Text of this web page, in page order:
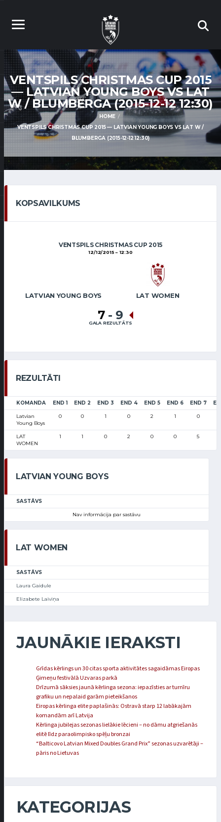
VENTSPILS CHRISTMAS CUP 2015
— LATVIAN YOUNG BOYS VS LAT
W / BLUMBERGA (2015-12-12 12:30)
HOME
VENTSPILS CHRISTMAS CUP 2015 — LATVIAN YOUNG BOYS VS LAT W /
BLUMBERGA (2015-12-12 12:30)
KOPSAVILKUMS
VENTSPILS CHRISTMAS CUP 2015
12/12/2015 12:30
LATVIAN YOUNG BOYS LAT WOMEN
7 - 9
GALA REZULTĀTS
REZULTĀTI
KOMANDA END 1 END 2 END 3 END 4 END 5 END 6 END 7
Latvian
Young Boys
0 0 1 0 2 1 0
LAT
WOMEN
1 1 0 2 0 0 5
LATVIAN YOUNG BOYS
SASTĀVS
Nav informācija par sastāvu
LAT WOMEN
SASTĀVS
Laura Gaidule
Elizabete Laiviņa
JAUNĀKIE IERAKSTI
Grīdas kērlings un 30 citas sporta aktivitātes sagaidāmas Eiropas
Ģimeņu festivālā Uzvaras parkā
Drīzumā sāksies jaunā kērlinga sezona: iepazīsties ar turnīru
grafiku un nepalaid garām pieteikšanos
Eiropas kērlinga elite paplašinās: Ostravā starp 12 labākajām
komandām arī Latvija
Kērlinga jubilejas sezonas lielākie lēcieni – no dāmu atgriešanās
elitē līdz paraolimpisko spēļu bronzai
“Balticovo Latvian Mixed Doubles Grand Prix” sezonas uzvarētāji –
pāris no Lietuvas
KATEGORIJAS